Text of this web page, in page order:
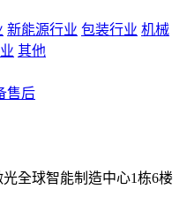
新能源行业 包装行业 机械
其他
售后
全球智能制造中心1栋6楼